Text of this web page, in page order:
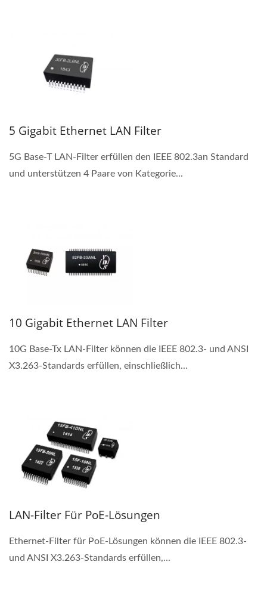
5 Gigabit Ethernet LAN Filter
5G Base-T LAN-Filter erfüllen den IEEE 802.3an Standard
und unterstützen 4 Paare von Kategorie...
10 Gigabit Ethernet LAN Filter
10G Base-Tx LAN-Filter können die IEEE 802.3- und ANSI
X3.263-Standards erfüllen, einschließlich...
LAN-Filter Für PoE-Lösungen
Ethernet-Filter für PoE-Lösungen können die IEEE 802.3-
und ANSI X3.263-Standards erfüllen,...